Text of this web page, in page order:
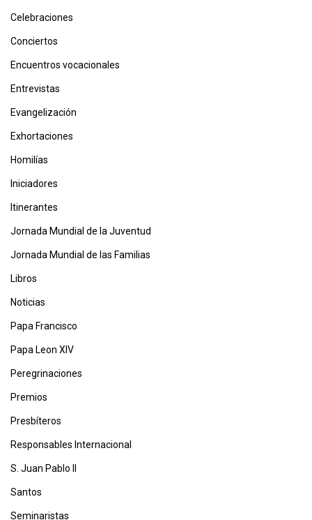
Celebraciones
Conciertos
Encuentros vocacionales
Entrevistas
Evangelización
Exhortaciones
Homilías
Iniciadores
Itinerantes
Jornada Mundial de la Juventud
Jornada Mundial de las Familias
Libros
Noticias
Papa Francisco
Papa Leon XIV
Peregrinaciones
Premios
Presbíteros
Responsables Internacional
S. Juan Pablo II
Santos
Seminaristas